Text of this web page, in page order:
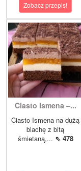
Zobacz przepis!
Ciasto Ismena –...
Ciasto Ismena na dużą
blachę z bitą
śmietaną,... ⇖ 478